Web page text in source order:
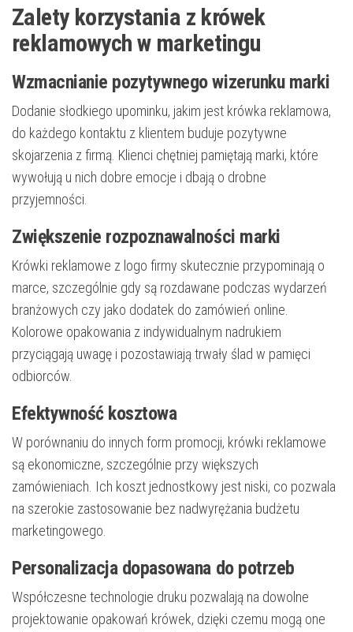
Zalety korzystania z krówek
reklamowych w marketingu
Wzmacnianie pozytywnego wizerunku marki
Dodanie słodkiego upominku, jakim jest krówka reklamowa,
do każdego kontaktu z klientem buduje pozytywne
skojarzenia z firmą. Klienci chętniej pamiętają marki, które
wywołują u nich dobre emocje i dbają o drobne
przyjemności.
Zwiększenie rozpoznawalności marki
Krówki reklamowe z logo firmy skutecznie przypominają o
marce, szczególnie gdy są rozdawane podczas wydarzeń
branżowych czy jako dodatek do zamówień online.
Kolorowe opakowania z indywidualnym nadrukiem
przyciągają uwagę i pozostawiają trwały ślad w pamięci
odbiorców.
Efektywność kosztowa
W porównaniu do innych form promocji, krówki reklamowe
są ekonomiczne, szczególnie przy większych
zamówieniach. Ich koszt jednostkowy jest niski, co pozwala
na szerokie zastosowanie bez nadwyrężania budżetu
marketingowego.
Personalizacja dopasowana do potrzeb
Współczesne technologie druku pozwalają na dowolne
projektowanie opakowań krówek, dzięki czemu mogą one